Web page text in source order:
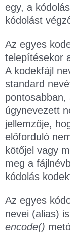
egy, a
kódolást
Az egyes
telepítésekor
A kodekfájl
standard
úgynevezett
jellemzője,
előforduló
kötőjel vagy
meg a
kódolás
Az egyes
nevei (alias)
encode()